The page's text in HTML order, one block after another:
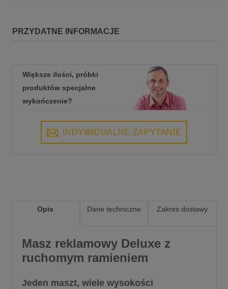
PRZYDATNE INFORMACJE
Większe ilości, próbki
produktów specjalne
wykończenie?
INDYWIDUALNE ZAPYTANIE
Opis Dane techniczne Zakres dostawy
Masz reklamowy Deluxe z
ruchomym ramieniem
Jeden maszt, wiele wysokości